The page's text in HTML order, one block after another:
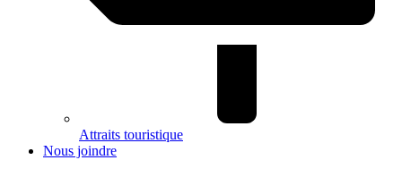
Attraits touristique
Nous joindre